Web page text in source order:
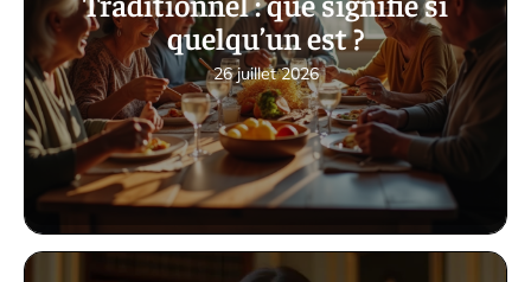
quelqu’un est ?
26 juillet 2026